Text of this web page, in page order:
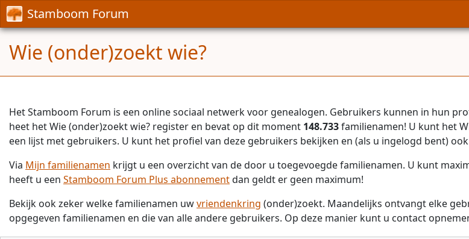
Stamboom Forum
Wie (onder)zoekt wie?
Het Stamboom Forum is een online sociaal netwerk voor genealogen. Gebruikers kunnen in hun
heet het Wie (onder)zoekt wie? register en bevat op dit moment 148.733familienamen! U kunt het
een lijst met gebruikers. U kunt het profiel van deze gebruikers bekijken en (als u ingelogd bent)
Via Mijn familienamen krijgt u een overzicht van de door u toegevoegde familienamen. U kunt
heeft u een Stamboom Forum Plus abonnementdan geldt er geen maximum!
Bekijk ook zeker welke familienamen uwvriendenkring (onder)zoekt. Maandelijks ontvangt elke
opgegeven familienamen en die van alle andere gebruikers. Op deze manier kunt u contact